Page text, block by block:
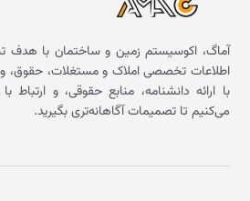
آماگ، اکوسیستم زمین و ساختمان با هدف
اطلاعات تخصصی املاک و مستغلات، حقوق،
با ارائه دانشنامه، منابع حقوقی، و
می‌کنیم تا تصمیمات آگاهانه‌تری بگیرید.